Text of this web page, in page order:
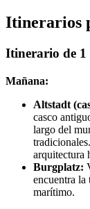
Itinerarios
Itinerario de 1
Mañana:
Altstadt
casco
largo del
arquitectura
Burgplatz:
encuentra la
marítimo.